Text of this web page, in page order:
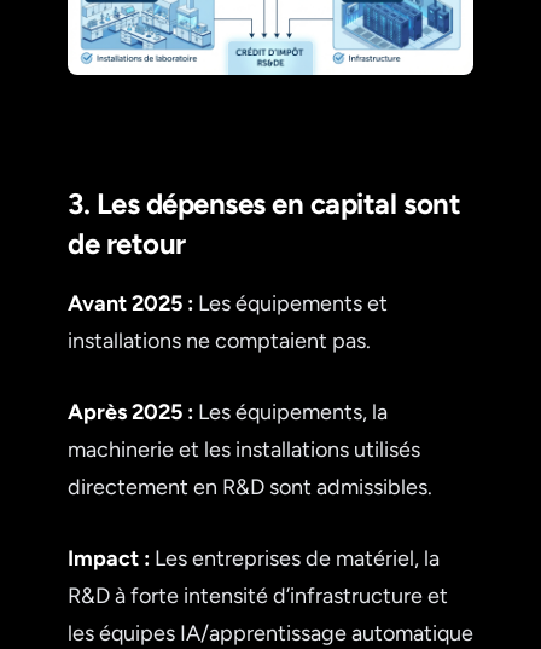
3. Les dépenses en capital sont
de retour
Avant 2025 : Les équipements et
installations ne comptaient pas.
Après 2025 : Les équipements, la
machinerie et les installations utilisés
directement en R&D sont admissibles.
Impact : Les entreprises de matériel, la
R&D à forte intensité d’infrastructure et
les équipes IA/apprentissage automatique